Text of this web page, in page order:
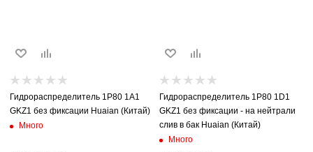
Гидрораспределитель 1P80 1A1
GKZ1 без фиксации Huaian (Китай)
Много
Гидрораспределитель 1P80 1D1
GKZ1 без фиксации - на нейтрали
слив в бак Huaian (Китай)
Много